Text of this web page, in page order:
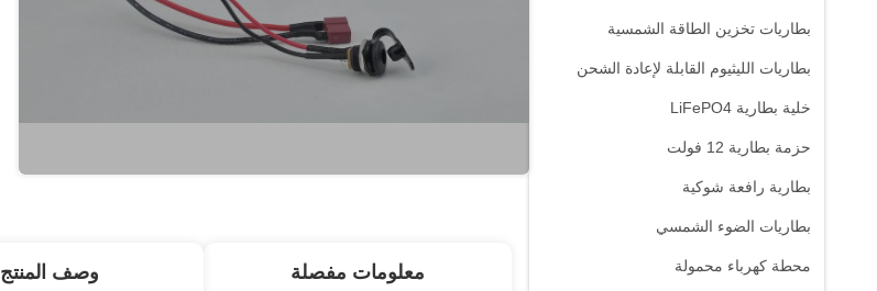
بطاريات تخزين الطاقة الشمسية
بطاريات الليثيوم القابلة لإعادة الشحن
خلية بطارية LiFePO4
حزمة بطارية 12 فولت
بطارية رافعة شوكية
بطاريات الضوء الشمسي
محطة كهرباء محمولة معلومات مفصلة وصف المنتج